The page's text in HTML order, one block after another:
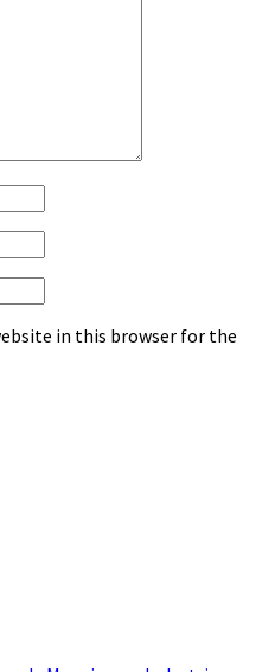
in this browser for the